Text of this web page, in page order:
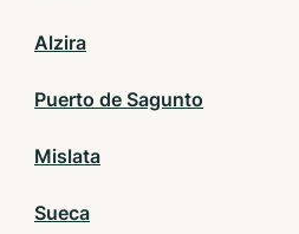
Alzira
Puerto de Sagunto
Mislata
Sueca